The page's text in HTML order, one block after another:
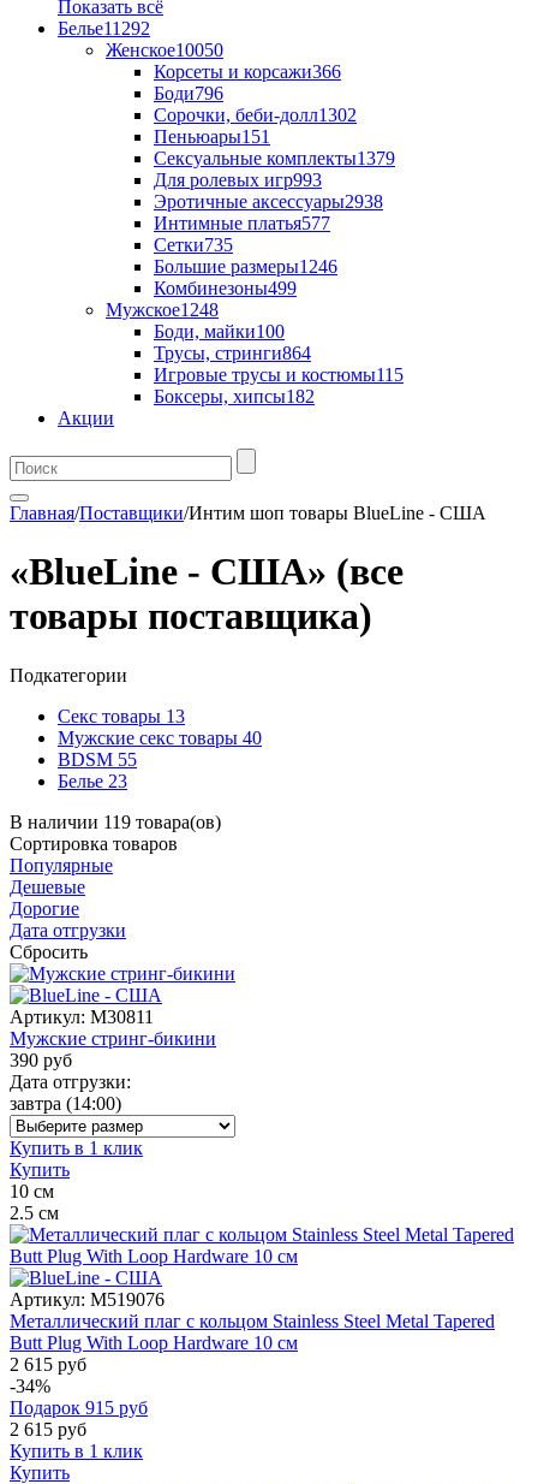
Показать всё
Белье11292
Женское10050
Корсеты и корсажи366
Боди796
Сорочки, беби-долл1302
Пеньюары151
Сексуальные комплекты1379
Для ролевых игр993
Эротичные аксессуары2938
Интимные платья577
Сетки735
Большие размеры1246
Комбинезоны499
Мужское1248
Боди, майки100
Трусы, стринги864
Игровые трусы и костюмы115
Боксеры, хипсы182
Акции
Главная/Поставщики/Интим шоп товары BlueLine - США
«BlueLine - США» (все
товары поставщика)
Подкатегории
Секс товары 13
Мужские секс товары 40
BDSM 55
Белье 23
В наличии 119 товара(ов)
Сортировка товаров
Популярные
Дешевые
Дорогие
Дата отгрузки
Сбросить
Артикул: M30811
Мужские стринг-бикини
390 руб
Дата отгрузки:
завтра (14:00)
Купить в 1 клик
Купить
10 см
2.5 см
Артикул: M519076
Металлический плаг с кольцом Stainless Steel Metal Tapered
Butt Plug With Loop Hardware 10 см
2 615 руб
-34%
Подарок 915 руб
2 615 руб
Купить в 1 клик
Купить